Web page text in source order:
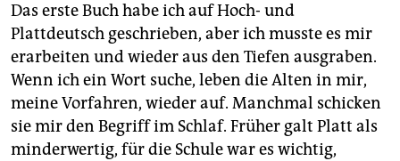
Das erste Buch habe ich auf Hoch- und
Plattdeutsch geschrieben, aber ich musste es mir
erarbeiten und wieder aus den Tiefen ausgraben.
Wenn ich ein Wort suche, leben die Alten in mir,
meine Vorfahren, wieder auf. Manchmal schicken
sie mir den Begriff im Schlaf. Früher galt Platt als
minderwertig, für die Schule war es wichtig,